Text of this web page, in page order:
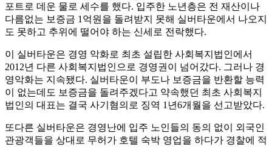
포트로 데운 물로 세수를 했다. 입주한 노년층은 전 재산이나
다름없는 보증금 1억원을 돌려받지 못해 실버타운에서 나오지
도 못하고 추위에 떨어야 하는 신세로 전락했다.
이 실버타운은 경영 악화로 최초 설립한 사회복지법인에서
2012년 다른 사회복지법인으로 경영권이 넘어갔다. 그러나 경
영악화는 지속됐다. 실버타운이 부도나 보증금을 반환할 능력
이 없는데도 보증금을 돌려주겠다고 약속했던 최초 사회복지
법인의 대표는 결국 사기혐의로 징역 1년6개월을 선고받았다.
또다른 실버타운은 경영난에 입주 노인들의 동의 없이 외국인
관광객들을 상대로 무허가 호텔 숙박 영업을 하다가 경찰에 적